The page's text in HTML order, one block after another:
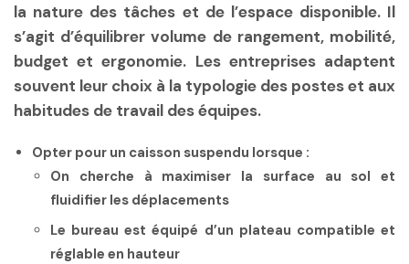
la nature des tâches et de l’espace disponible. Il
s’agit d’équilibrer volume de rangement, mobilité,
budget et ergonomie. Les entreprises adaptent
souvent leur choix à la typologie des postes et aux
habitudes de travail des équipes.
Opter pour un caisson suspendu lorsque :
On cherche à maximiser la surface au sol et
fluidifier les déplacements
Le bureau est équipé d’un plateau compatible et
réglable en hauteur